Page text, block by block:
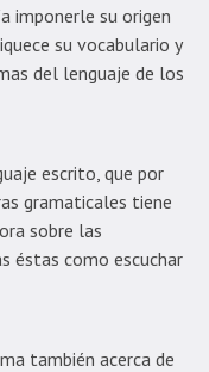
imponerle su origen
su vocabulario y
del lenguaje de los
escrito, que por
gramaticales tiene
sobre las
éstas como escuchar
también acerca de